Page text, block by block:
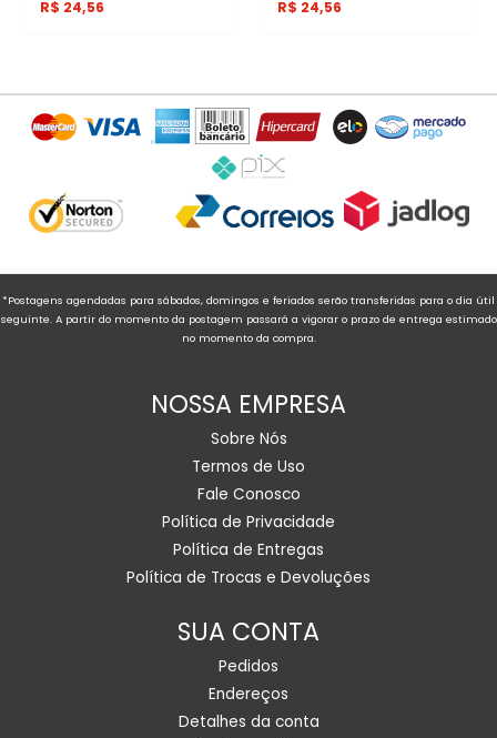
R$ 24,56 R$ 24,56
*Postagens agendadas para sábados, domingos e feriados serão transferidas para o dia útil
seguinte. A partir do momento da postagem passará a vigorar o prazo de entrega estimado
no momento da compra.
NOSSA EMPRESA
Sobre Nós
Termos de Uso
Fale Conosco
Política de Privacidade
Política de Entregas
Política de Trocas e Devoluções
SUA CONTA
Pedidos
Endereços
Detalhes da conta